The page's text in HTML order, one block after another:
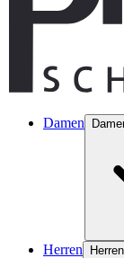
Damen
Herren